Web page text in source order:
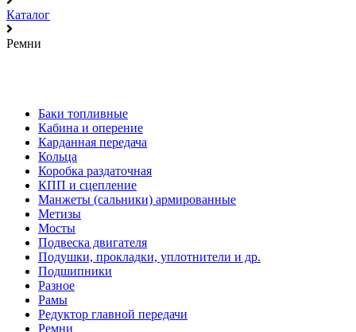
Каталог
Ремни
Баки топливные
Кабина и оперение
Карданная передача
Кольца
Коробка раздаточная
КПП и сцепление
Манжеты (сальники) армированные
Метизы
Мосты
Подвеска двигателя
Подушки, прокладки, уплотнители и др.
Подшипники
Разное
Рамы
Редуктор главной передачи
Ремни